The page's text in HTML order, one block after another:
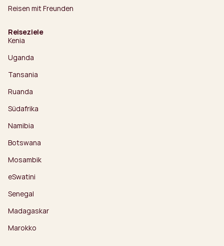
Reisen mit Freunden
Reiseziele
Kenia
Uganda
Tansania
Ruanda
Südafrika
Namibia
Botswana
Mosambik
eSwatini
Senegal
Madagaskar
Marokko